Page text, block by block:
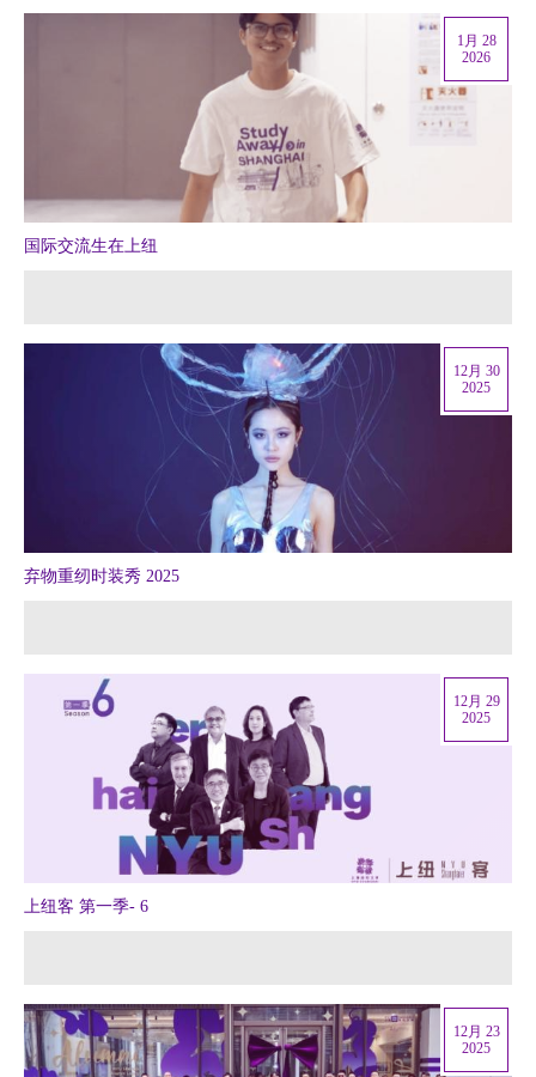
国际交流生在上纽
1月 28
2026
弃物重纫时装秀 2025
12月 30
2025
上纽客 第一季- 6
12月 29
2025
12月 23
2025